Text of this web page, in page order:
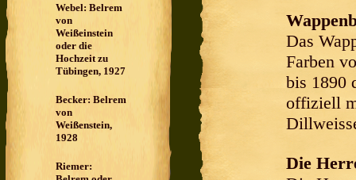
Webel: Belrem
von
Weißeinstein
oder die
Hochzeit zu
Tübingen, 1927
Becker: Belrem
von
Weißenstein,
1928
Riemer:
Das
Farben
bis 1890
offiziell
Die